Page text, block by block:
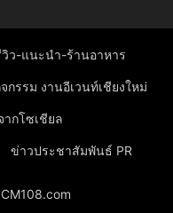
ว-แนะนำ-ร้านอาหาร
กรรม งานอีเวนท์เชียงใหม่
ากโซเชียล
ข่าวประชาสัมพันธ์ PR